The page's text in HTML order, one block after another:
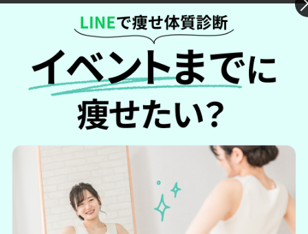
引用元：クラシエ
クラシエの「プラセンタボンリッチ」は、原料証明書が発行
された国産ブタだけを使用したプラセンタエキス純末400㎎も
配合されています。
そのほかにもミネラル・ビタミン・アミノ酸・活性ペプチ
ド・核酸などの美容成分も入っています。
防腐剤不使用で、人工甘味料や添加物は少なめです。
＼高品質のプラセンタを高配合！／